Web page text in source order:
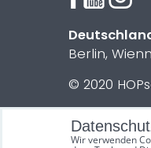
Berlin,
© 2020
Wir verwenden